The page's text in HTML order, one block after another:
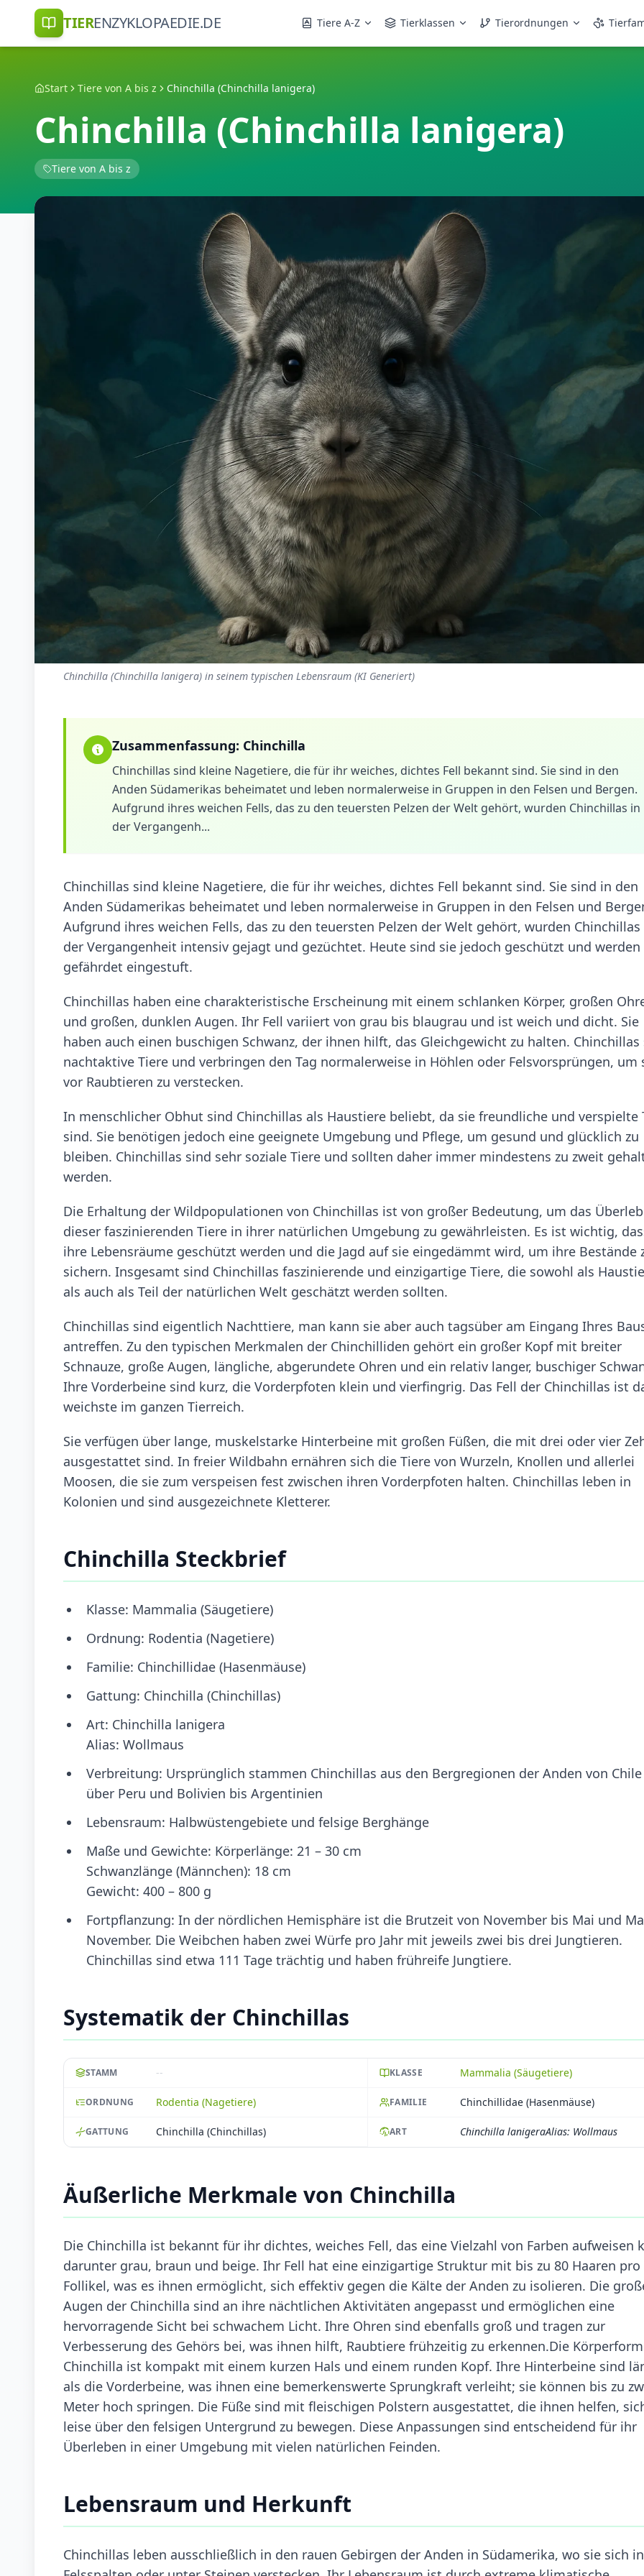
TIERENZYKLOPAEDIE.DE Tiere A-Z Tierklassen Tierordnungen
Start Tiere von A bis z Chinchilla (Chinchilla lanigera)
Chinchilla (Chinchilla lanigera)
Tiere von A bis z
Chinchilla (Chinchilla lanigera) in seinem typischen Lebensraum (KI Generiert)
Zusammenfassung: Chinchilla
Chinchillas sind kleine Nagetiere, die für ihr weiches, dichtes Fell bekannt sind. Sie sind in den
Anden Südamerikas beheimatet und leben normalerweise in Gruppen in den Felsen und Bergen.
Aufgrund ihres weichen Fells, das zu den teuersten Pelzen der Welt gehört, wurden Chinchillas in
der Vergangenh...
Chinchillas sind kleine Nagetiere, die für ihr weiches, dichtes Fell bekannt sind. Sie sind in den
Anden Südamerikas beheimatet und leben normalerweise in Gruppen in den Felsen und
Aufgrund ihres weichen Fells, das zu den teuersten Pelzen der Welt gehört, wurden Chinchillas
der Vergangenheit intensiv gejagt und gezüchtet. Heute sind sie jedoch geschützt und werden
gefährdet eingestuft.
Chinchillas haben eine charakteristische Erscheinung mit einem schlanken Körper, großen
und großen, dunklen Augen. Ihr Fell variiert von grau bis blaugrau und ist weich und dicht. Sie
haben auch einen buschigen Schwanz, der ihnen hilft, das Gleichgewicht zu halten. Chinchillas
nachtaktive Tiere und verbringen den Tag normalerweise in Höhlen oder Felsvorsprüngen, um
vor Raubtieren zu verstecken.
In menschlicher Obhut sind Chinchillas als Haustiere beliebt, da sie freundliche und verspielte
sind. Sie benötigen jedoch eine geeignete Umgebung und Pflege, um gesund und glücklich zu
bleiben. Chinchillas sind sehr soziale Tiere und sollten daher immer mindestens zu zweit
werden.
Die Erhaltung der Wildpopulationen von Chinchillas ist von großer Bedeutung, um das
dieser faszinierenden Tiere in ihrer natürlichen Umgebung zu gewährleisten. Es ist wichtig,
ihre Lebensräume geschützt werden und die Jagd auf sie eingedämmt wird, um ihre Bestände
sichern. Insgesamt sind Chinchillas faszinierende und einzigartige Tiere, die sowohl als
als auch als Teil der natürlichen Welt geschätzt werden sollten.
Chinchillas sind eigentlich Nachttiere, man kann sie aber auch tagsüber am Eingang Ihres
antreffen. Zu den typischen Merkmalen der Chinchilliden gehört ein großer Kopf mit breiter
Schnauze, große Augen, längliche, abgerundete Ohren und ein relativ langer, buschiger
Ihre Vorderbeine sind kurz, die Vorderpfoten klein und vierfingrig. Das Fell der Chinchillas ist
weichste im ganzen Tierreich.
Sie verfügen über lange, muskelstarke Hinterbeine mit großen Füßen, die mit drei oder vier
ausgestattet sind. In freier Wildbahn ernähren sich die Tiere von Wurzeln, Knollen und allerlei
Moosen, die sie zum verspeisen fest zwischen ihren Vorderpfoten halten. Chinchillas leben in
Kolonien und sind ausgezeichnete Kletterer.
Chinchilla Steckbrief
Klasse: Mammalia (Säugetiere)
Ordnung: Rodentia (Nagetiere)
Familie: Chinchillidae (Hasenmäuse)
Gattung: Chinchilla (Chinchillas)
Art: Chinchilla lanigera
Alias: Wollmaus
Verbreitung: Ursprünglich stammen Chinchillas aus den Bergregionen der Anden von Chile
über Peru und Bolivien bis Argentinien
Lebensraum: Halbwüstengebiete und felsige Berghänge
Maße und Gewichte: Körperlänge: 21 – 30 cm
Schwanzlänge (Männchen): 18 cm
Gewicht: 400 – 800 g
Fortpflanzung: In der nördlichen Hemisphäre ist die Brutzeit von November bis Mai und
November. Die Weibchen haben zwei Würfe pro Jahr mit jeweils zwei bis drei Jungtieren.
Chinchillas sind etwa 111 Tage trächtig und haben frühreife Jungtiere.
Systematik der Chinchillas
STAMM -- KLASSE Mammalia (Säugetiere)
ORDNUNG Rodentia (Nagetiere) FAMILIE Chinchillidae (Hasenmäuse)
GATTUNG Chinchilla (Chinchillas) ART Chinchilla lanigeraAlias: Wollmaus
Äußerliche Merkmale von Chinchilla
Die Chinchilla ist bekannt für ihr dichtes, weiches Fell, das eine Vielzahl von Farben aufweisen
darunter grau, braun und beige. Ihr Fell hat eine einzigartige Struktur mit bis zu 80 Haaren pro
Follikel, was es ihnen ermöglicht, sich effektiv gegen die Kälte der Anden zu isolieren. Die
Augen der Chinchilla sind an ihre nächtlichen Aktivitäten angepasst und ermöglichen eine
hervorragende Sicht bei schwachem Licht. Ihre Ohren sind ebenfalls groß und tragen zur
Verbesserung des Gehörs bei, was ihnen hilft, Raubtiere frühzeitig zu erkennen.Die
Chinchilla ist kompakt mit einem kurzen Hals und einem runden Kopf. Ihre Hinterbeine sind
als die Vorderbeine, was ihnen eine bemerkenswerte Sprungkraft verleiht; sie können bis zu
Meter hoch springen. Die Füße sind mit fleischigen Polstern ausgestattet, die ihnen helfen,
leise über den felsigen Untergrund zu bewegen. Diese Anpassungen sind entscheidend für ihr
Überleben in einer Umgebung mit vielen natürlichen Feinden.
Lebensraum und Herkunft
Chinchillas leben ausschließlich in den rauen Gebirgen der Anden in Südamerika, wo sie sich in